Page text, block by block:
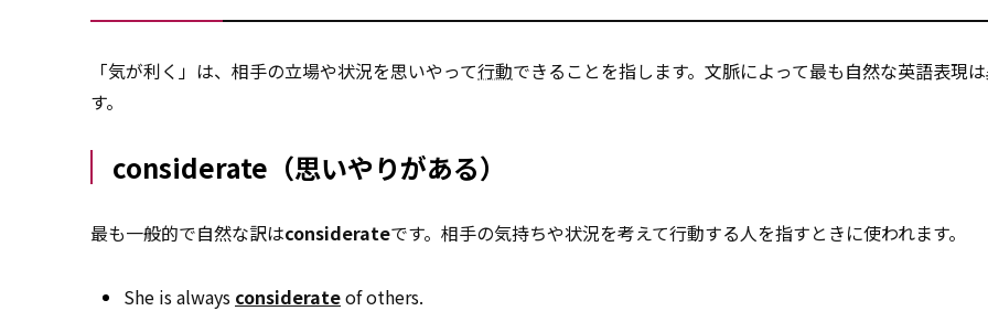
「気が利く」は、相手の立場や状況を思いやって行動できることを指します。文脈によって最も自然な英語表現
す。
considerate（思いやりがある）
最も一般的で自然な訳はconsiderateです。相手の気持ちや状況を考えて行動する人を指すときに使われます。
She is always considerateof others.